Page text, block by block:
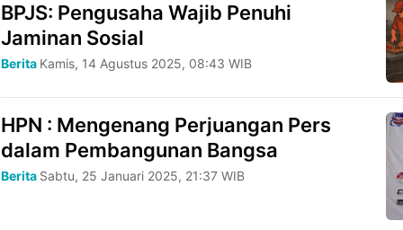
BPJS: Pengusaha Wajib Penuhi
Jaminan Sosial
Berita Kamis, 14 Agustus 2025, 08:43 WIB
HPN : Mengenang Perjuangan Pers
dalam Pembangunan Bangsa
Berita Sabtu, 25 Januari 2025, 21:37 WIB